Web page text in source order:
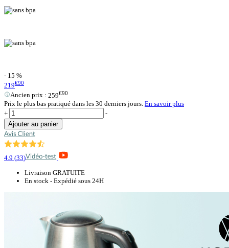
- 15 %
219€90
Ancien prix : 259€90
Prix le plus bas pratiqué dans les 30 derniers jours. En savoir plus
+
-
Ajouter au panier
4.9 (33)
Livraison GRATUITE
En stock - Expédié sous 24H